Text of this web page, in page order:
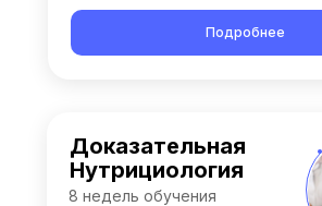
Доказательная
Нутрициология
8 недель обучения
Подробнее